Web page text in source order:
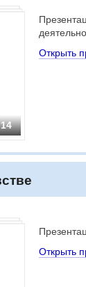
Открыть
Открыть